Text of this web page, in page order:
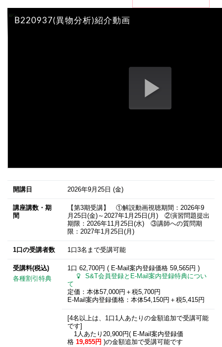
開講日 2026年9月25日 (金)
講座講数・期
間
【第3期受講】 ①解説動画視聴期間：2026年9
月25日(金)～2027年1月25日(月) ②演習問題提出
期限：2026年11月25日(水) ③講師への質問期
限：2027年1月25日(月)
1口の受講者数 1口3名まで受講可能
受講料(税込)
各種割引特典
1口 62,700円 ( E-Mail案内登録価格 59,565円 )
S&T会員登録とE-Mail案内登録特典につい
て
定価：本体57,000円＋税5,700円
E-Mail案内登録価格：本体54,150円＋税5,415円
[4名以上は、1口1人あたりの金額追加で受講可能
です]
1人あたり20,900円( E-Mail案内登録価
格 19,855円 )の金額追加で受講可能です